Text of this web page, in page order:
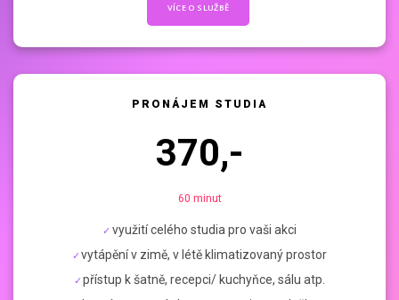
VÍCE O SLUŽBĚ
PRONÁJEM STUDIA
370,-
60 minut
využití celého studia pro vaši akci
vytápění v zimě, v létě klimatizovaný prostor
přístup k šatně, recepci/ kuchyňce, sálu atp.